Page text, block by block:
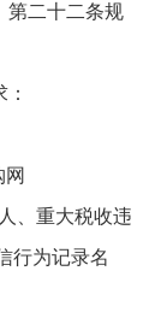
二十二条规
网
、重大税收违
行为记录名